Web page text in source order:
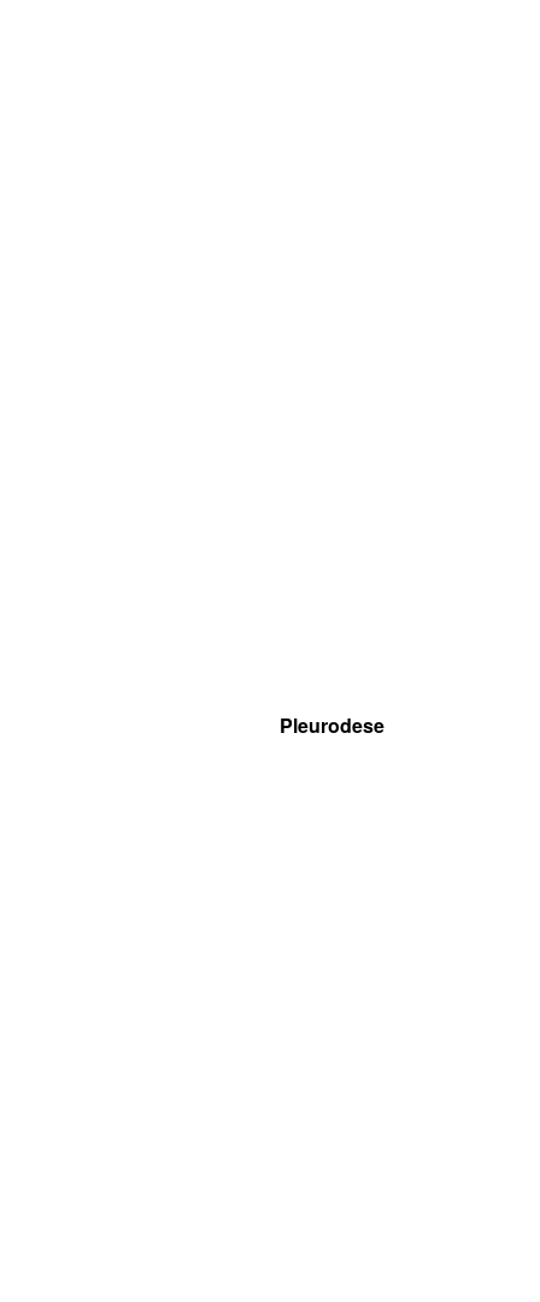
Pleurodese